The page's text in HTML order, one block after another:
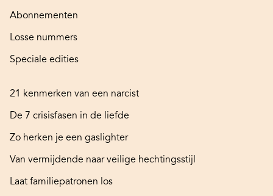
Abonnementen
Losse nummers
Speciale edities
21 kenmerken van een narcist
De 7 crisisfasen in de liefde
Zo herken je een gaslighter
Van vermijdende naar veilige hechtingsstijl
Laat familiepatronen los